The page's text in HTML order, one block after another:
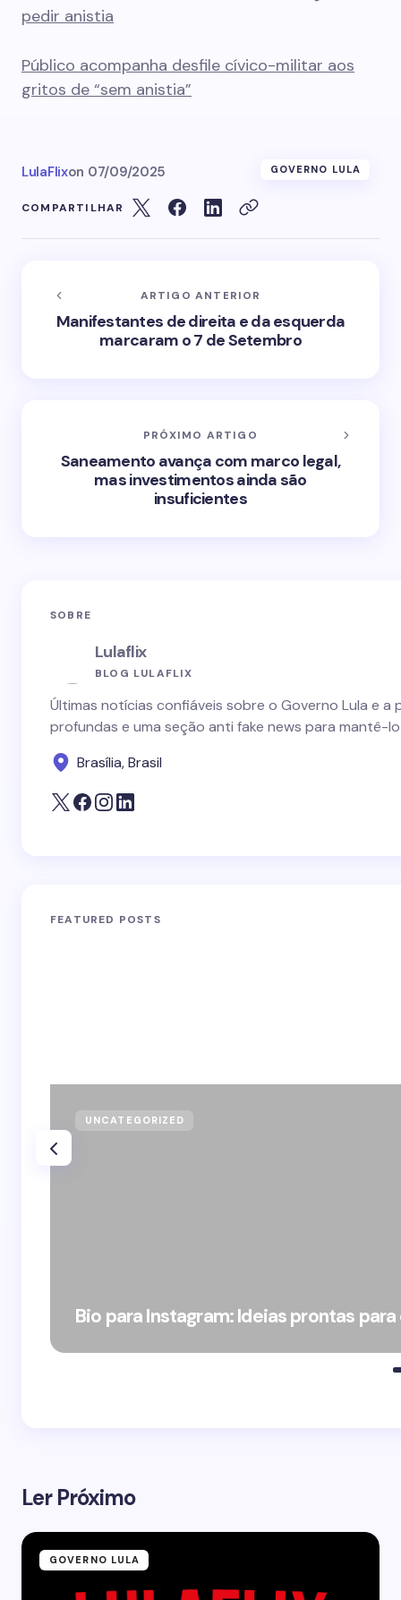
pedir anistia
Público acompanha desfile cívico-militar aos
gritos de “sem anistia”
LulaFlixon 07/09/2025 GOVERNO LULA
COMPARTILHAR
ARTIGO ANTERIOR
Manifestantes de direita e da esquerda
marcaram o 7 de Setembro
PRÓXIMO ARTIGO
Saneamento avança com marco legal,
mas investimentos ainda são
insuficientes
SOBRE
Lulaflix
BLOG LULAFLIX
Últimas notícias confiáveis sobre o Governo Lula e
profundas e uma seção anti fake news para mantê-
Brasília, Brasil
FEATURED POSTS
UNCATEGORIZED
Bio para Instagram: Ideias prontas
Ler Próximo
GOVERNO LULA